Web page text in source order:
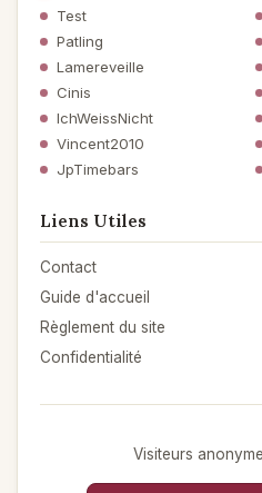
Test
Patling
Lamereveille
Cinis
IchWeissNicht
Vincent2010
JpTimebars
Liens Utiles
Contact
Guide d'accueil
Règlement du site
Confidentialité
Visiteurs